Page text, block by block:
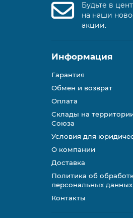
Будьте в
на наши
акции.
Информация
Гарантия
Обмен и возврат
Оплата
Склады на
Союза
Условия для
О компании
Доставка
Политика об
персональных данных
Контакты